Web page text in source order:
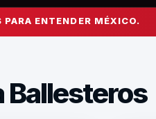
ENTENDER MÉXICO.
Ballesteros